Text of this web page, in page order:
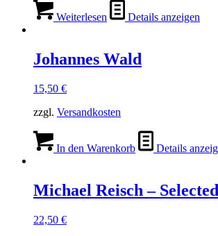
Weiterlesen Details anzeigen
Johannes Wald
15,50 €
zzgl. Versandkosten
In den Warenkorb Details
Michael Reisch –
22,50 €